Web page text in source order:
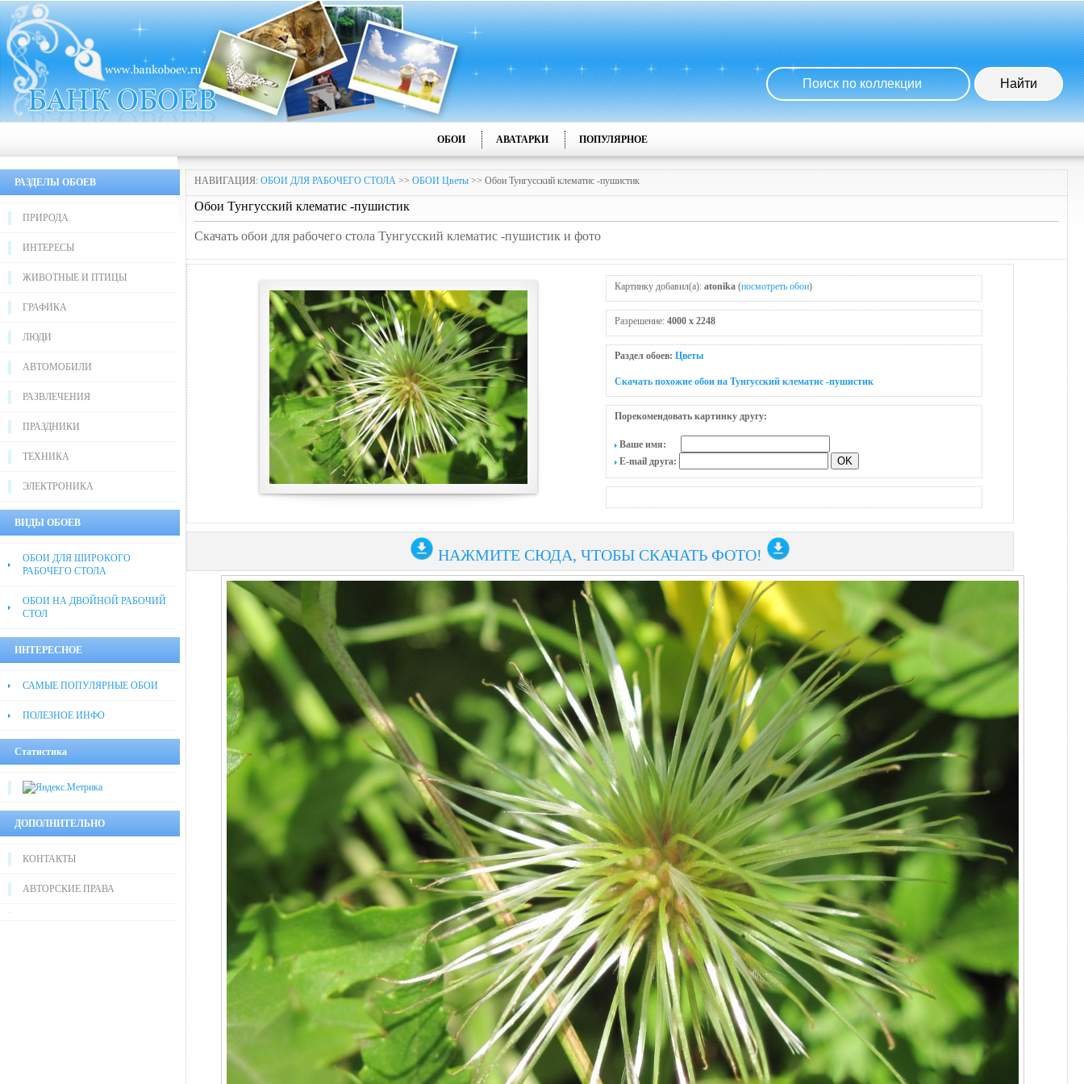
ОБОИ АВАТАРКИ ПОПУЛЯРНОЕ
РАЗДЕЛЫ ОБОЕВ
ПРИРОДА
ИНТЕРЕСЫ
ЖИВОТНЫЕ И ПТИЦЫ
ГРАФИКА
ЛЮДИ
АВТОМОБИЛИ
РАЗВЛЕЧЕНИЯ
ПРАЗДНИКИ
ТЕХНИКА
ЭЛЕКТРОНИКА
ВИДЫ ОБОЕВ
ОБОИ ДЛЯ ШИРОКОГО
РАБОЧЕГО СТОЛА
ОБОИ НА ДВОЙНОЙ РАБОЧИЙ
СТОЛ
ИНТЕРЕСНОЕ
САМЫЕ ПОПУЛЯРНЫЕ ОБОИ
ПОЛЕЗНОЕ ИНФО
Статистика
ДОПОЛНИТЕЛЬНО
КОНТАКТЫ
АВТОРСКИЕ ПРАВА
НАВИГАЦИЯ: ОБОИ ДЛЯ РАБОЧЕГО СТОЛА >> ОБОИ Цветы >> Обои Тунгусский клематис -пушистик
Обои Тунгусский клематис -пушистик
Скачать обои для рабочего стола Тунгусский клематис -пушистик и фото
Картинку добавил(а): atonika (посмотреть обои)
Разрешение: 4000 x 2248
Раздел обоев: Цветы
Скачать похожие обои на Тунгусский клематис -пушистик
Порекомендовать картинку другу:
Ваше имя:
E-mail друга:
НАЖМИТЕ СЮДА, ЧТОБЫ СКАЧАТЬ ФОТО!